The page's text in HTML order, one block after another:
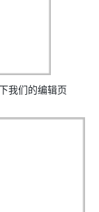
我们的编辑页